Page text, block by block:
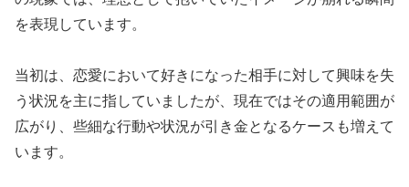
を表現しています。
当初は、恋愛において好きになった相手に対して興味を失
う状況を主に指していましたが、現在ではその適用範囲が
広がり、些細な行動や状況が引き金となるケースも増えて
います。